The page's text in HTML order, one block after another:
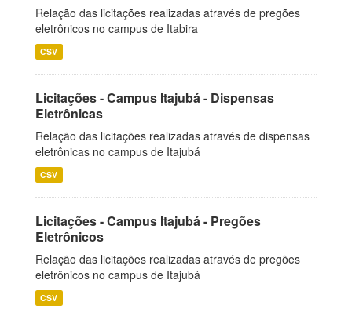
Relação das licitações realizadas através de pregões
eletrônicos no campus de Itabira
CSV
Licitações - Campus Itajubá - Dispensas
Eletrônicas
Relação das licitações realizadas através de dispensas
eletrônicas no campus de Itajubá
CSV
Licitações - Campus Itajubá - Pregões
Eletrônicos
Relação das licitações realizadas através de pregões
eletrônicos no campus de Itajubá
CSV